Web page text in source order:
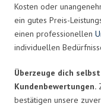
Kosten oder
ein gutes Preis-
einen professionellen
individuellen
Überzeuge dich
Kundenbewertungen.
bestätigen unsere